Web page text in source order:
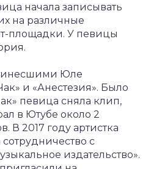
начала записывать
на различные
площадки. У певицы
Юле
и «Анестезия». Было
певица сняла клип,
в Ютубе около 2
В 2017 году артистка
с
издательство».